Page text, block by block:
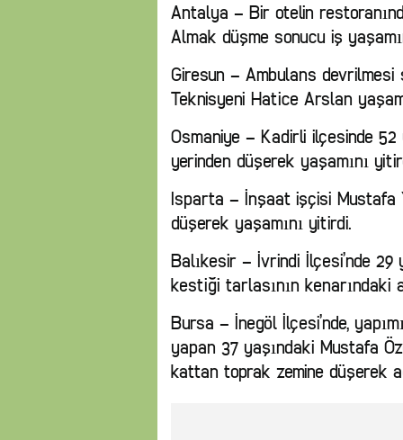
Antalya – Bir otelin
Almak düşme sonucu iş
Giresun – Ambulans devrilmesi
Teknisyeni Hatice Arslan
Osmaniye – Kadirli ilçesinde
yerinden düşerek yaşamını
Isparta – İnşaat işçisi Mustafa
düşerek yaşamını yitirdi.
Balıkesir – İvrindi İlçesi’nde 29
kestiği tarlasının kenarındaki
Bursa – İnegöl İlçesi’nde,
yapan 37 yaşındaki Mustafa
kattan toprak zemine düşerek